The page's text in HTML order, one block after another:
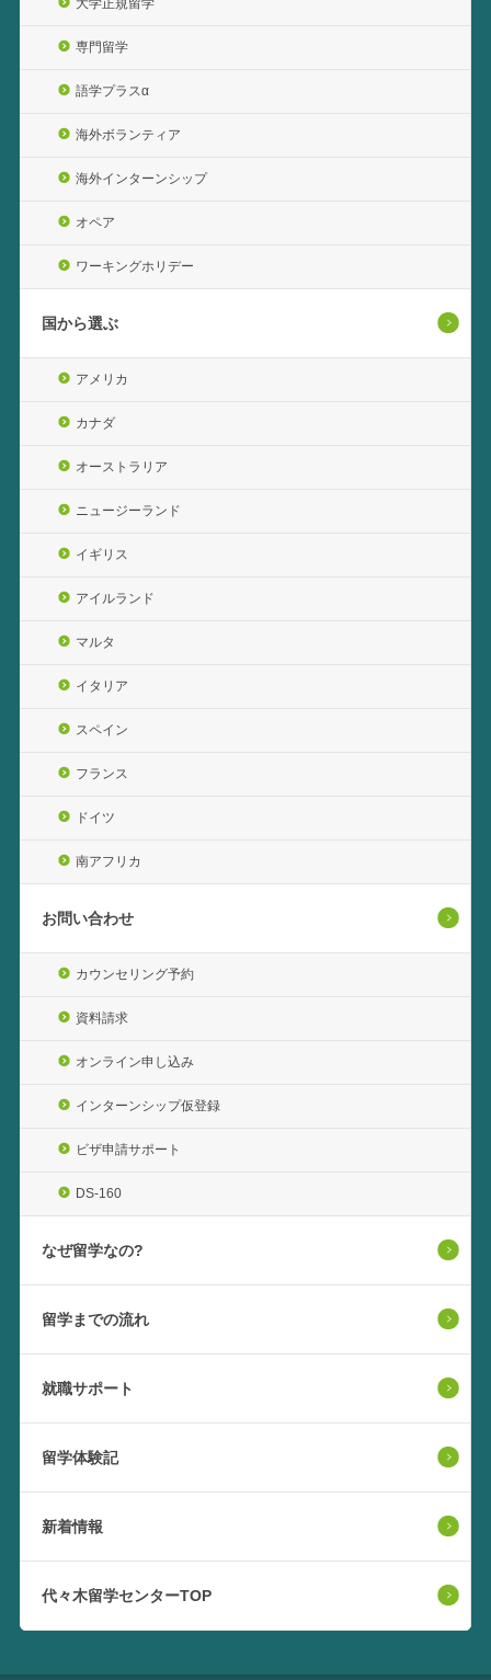
大学正規留学
専門留学
語学プラスα
海外ボランティア
海外インターンシップ
オペア
ワーキングホリデー
国から選ぶ
アメリカ
カナダ
オーストラリア
ニュージーランド
イギリス
アイルランド
マルタ
イタリア
スペイン
フランス
ドイツ
南アフリカ
お問い合わせ
カウンセリング予約
資料請求
オンライン申し込み
インターンシップ仮登録
ビザ申請サポート
DS-160
なぜ留学なの?
留学までの流れ
就職サポート
留学体験記
新着情報
代々木留学センターTOP